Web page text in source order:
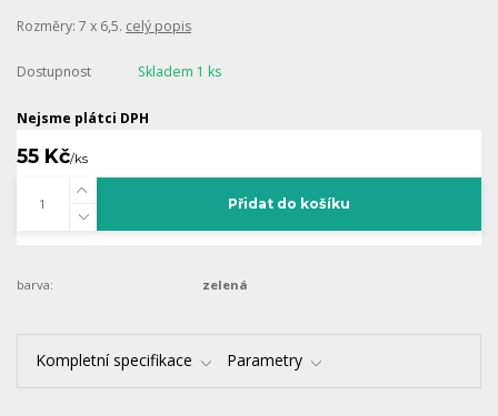
Rozměry: 7 x 6,5. celý popis
Dostupnost Skladem 1 ks
Nejsme plátci DPH
55 Kč/ks
Přidat do košíku
barva: zelená
Kompletní specifikace Parametry